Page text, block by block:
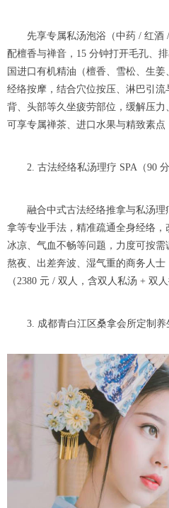
先享专属私汤泡浴（中药 / 红酒 /
配檀香与禅音，15 分钟打开毛孔、
国进口有机精油（檀香、雪松、生
经络按摩，结合穴位按压、淋巴引
背、头部等久坐疲劳部位，缓解压
可享专属禅茶、进口水果与精致素点
2. 古法经络私汤理疗 SPA（90 分
融合中式古法经络推拿与私汤理
拿等专业手法，精准疏通全身经络
冰凉、气血不畅等问题，力度可按
熬夜、出差奔波、湿气重的商务人
（2380 元 / 双人，含双人私汤 + 双
3. 成都青白江区桑拿会所定制养